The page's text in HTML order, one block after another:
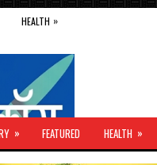
HEALTH »
» FEATURED HEALTH »